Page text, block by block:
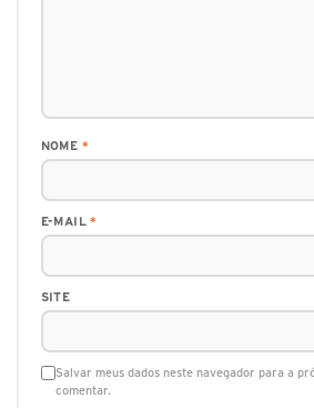
NOME *
E-MAIL*
SITE
Salvar meus dados neste navegador para a
comentar.